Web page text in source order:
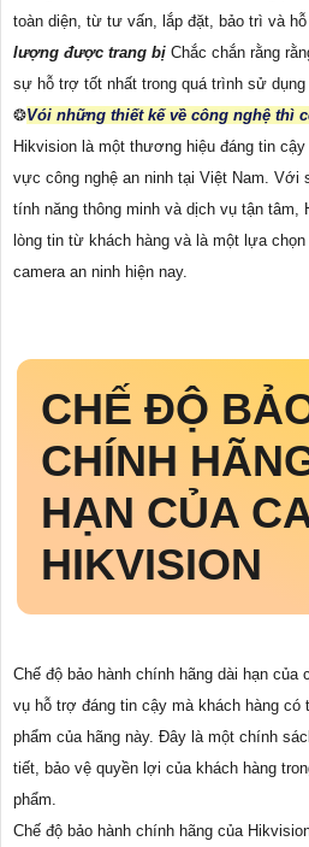
toàn diện, từ tư vấn, lắp đặt, bảo trì và
lượng được trang bị Chắc chắn rằng
sự hỗ trợ tốt nhất trong quá trình sử dụng
❂Vói những thiết kế về công nghệ thì
Hikvision là một thương hiệu đáng tin
vực công nghệ an ninh tại Việt Nam. Với
tính năng thông minh và dịch vụ tận
lòng tin từ khách hàng và là một lựa
camera an ninh hiện nay.
CHẾ ĐỘ
CHÍNH
HẠN CỦA
HIKVISION
Chế độ bảo hành chính hãng dài hạn của
vụ hỗ trợ đáng tin cậy mà khách hàng
phẩm của hãng này. Đây là một chính
tiết, bảo vệ quyền lợi của khách hàng
phẩm.
Chế độ bảo hành chính hãng của